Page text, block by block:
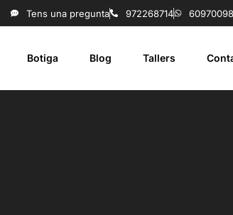
Tens una pregunta 972268714
Botiga Blog Tallers